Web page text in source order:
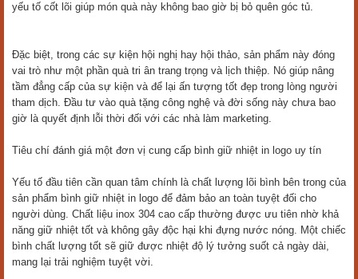
yếu tố cốt lõi giúp món quà này không bao giờ bị bỏ quên góc tủ.
Đặc biệt, trong các sự kiện hội nghị hay hội thảo, sản phẩm này đóng
vai trò như một phần quà tri ân trang trọng và lịch thiệp. Nó giúp nâng
tầm đẳng cấp của sự kiện và để lại ấn tượng tốt đẹp trong lòng người
tham dịch. Đầu tư vào quà tặng công nghệ và đời sống này chưa bao
giờ là quyết định lỗi thời đối với các nhà làm marketing.
Tiêu chí đánh giá một đơn vị cung cấp bình giữ nhiệt in logo uy tín
Yếu tố đầu tiên cần quan tâm chính là chất lượng lõi bình bên trong của
sản phẩm bình giữ nhiệt in logo để đảm bảo an toàn tuyệt đối cho
người dùng. Chất liệu inox 304 cao cấp thường được ưu tiên nhờ khả
năng giữ nhiệt tốt và không gây độc hại khi đựng nước nóng. Một chiếc
bình chất lượng tốt sẽ giữ được nhiệt độ lý tưởng suốt cả ngày dài,
mang lại trải nghiệm tuyệt vời.